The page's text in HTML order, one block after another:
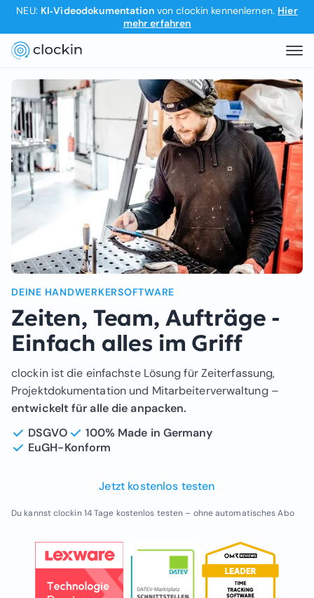
NEU: KI‑Videodokumentationvon clockin kennenlernen. Hier
mehr erfahren
DEINE HANDWERKERSOFTWARE
Zeiten, Team, Aufträge -
Einfach alles im Griff
clockin ist die einfachste Lösung für Zeiterfassung,
Projektdokumentation und Mitarbeiterverwaltung –
entwickelt für alle die anpacken.
DSGVO
100% Made in Germany
EuGH-Konform
Jetzt kostenlos testen
Du kannst clockin 14 Tage kostenlos testen – ohne automatisches Abo